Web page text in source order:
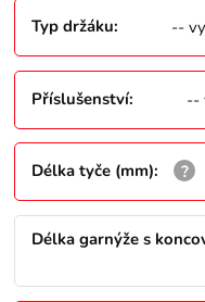
Typ držáku: --
Příslušenství: --
Délka tyče (mm):
Délka garnýže s